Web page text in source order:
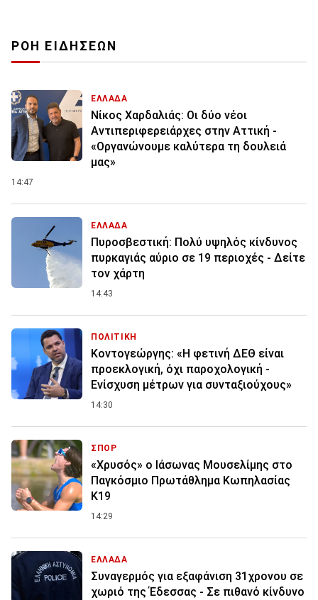
ΡΟΗ ΕΙΔΗΣΕΩΝ
ΕΛΛΑΔΑ
Νίκος Χαρδαλιάς: Οι δύο νέοι
Αντιπεριφερειάρχες στην Αττική -
«Οργανώνουμε καλύτερα τη δουλειά
μας»
14:47
ΕΛΛΑΔΑ
Πυροσβεστική: Πολύ υψηλός κίνδυνος
πυρκαγιάς αύριο σε 19 περιοχές - Δείτε
τον χάρτη
14:43
ΠΟΛΙΤΙΚΗ
Κοντογεώργης: «Η φετινή ΔΕΘ είναι
προεκλογική, όχι παροχολογική -
Ενίσχυση μέτρων για συνταξιούχους»
14:30
ΣΠΟΡ
«Χρυσός» ο Ιάσωνας Μουσελίμης στο
Παγκόσμιο Πρωτάθλημα Κωπηλασίας
Κ19
14:29
ΕΛΛΑΔΑ
Συναγερμός για εξαφάνιση 31χρονου σε
χωριό της Έδεσσας - Σε πιθανό κίνδυνο